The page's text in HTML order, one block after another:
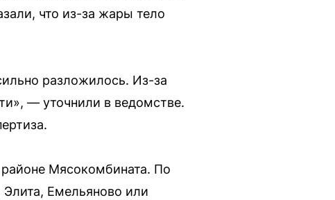
что из-за жары тело
разложилось. Из-за
— уточнили в ведомстве.
Мясокомбината. По
Емельяново или